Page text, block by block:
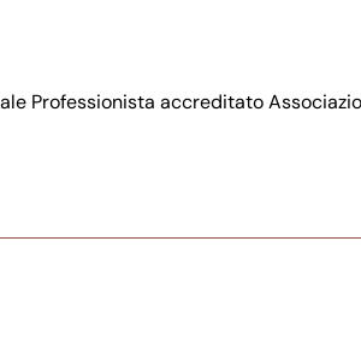
Professionista accreditato